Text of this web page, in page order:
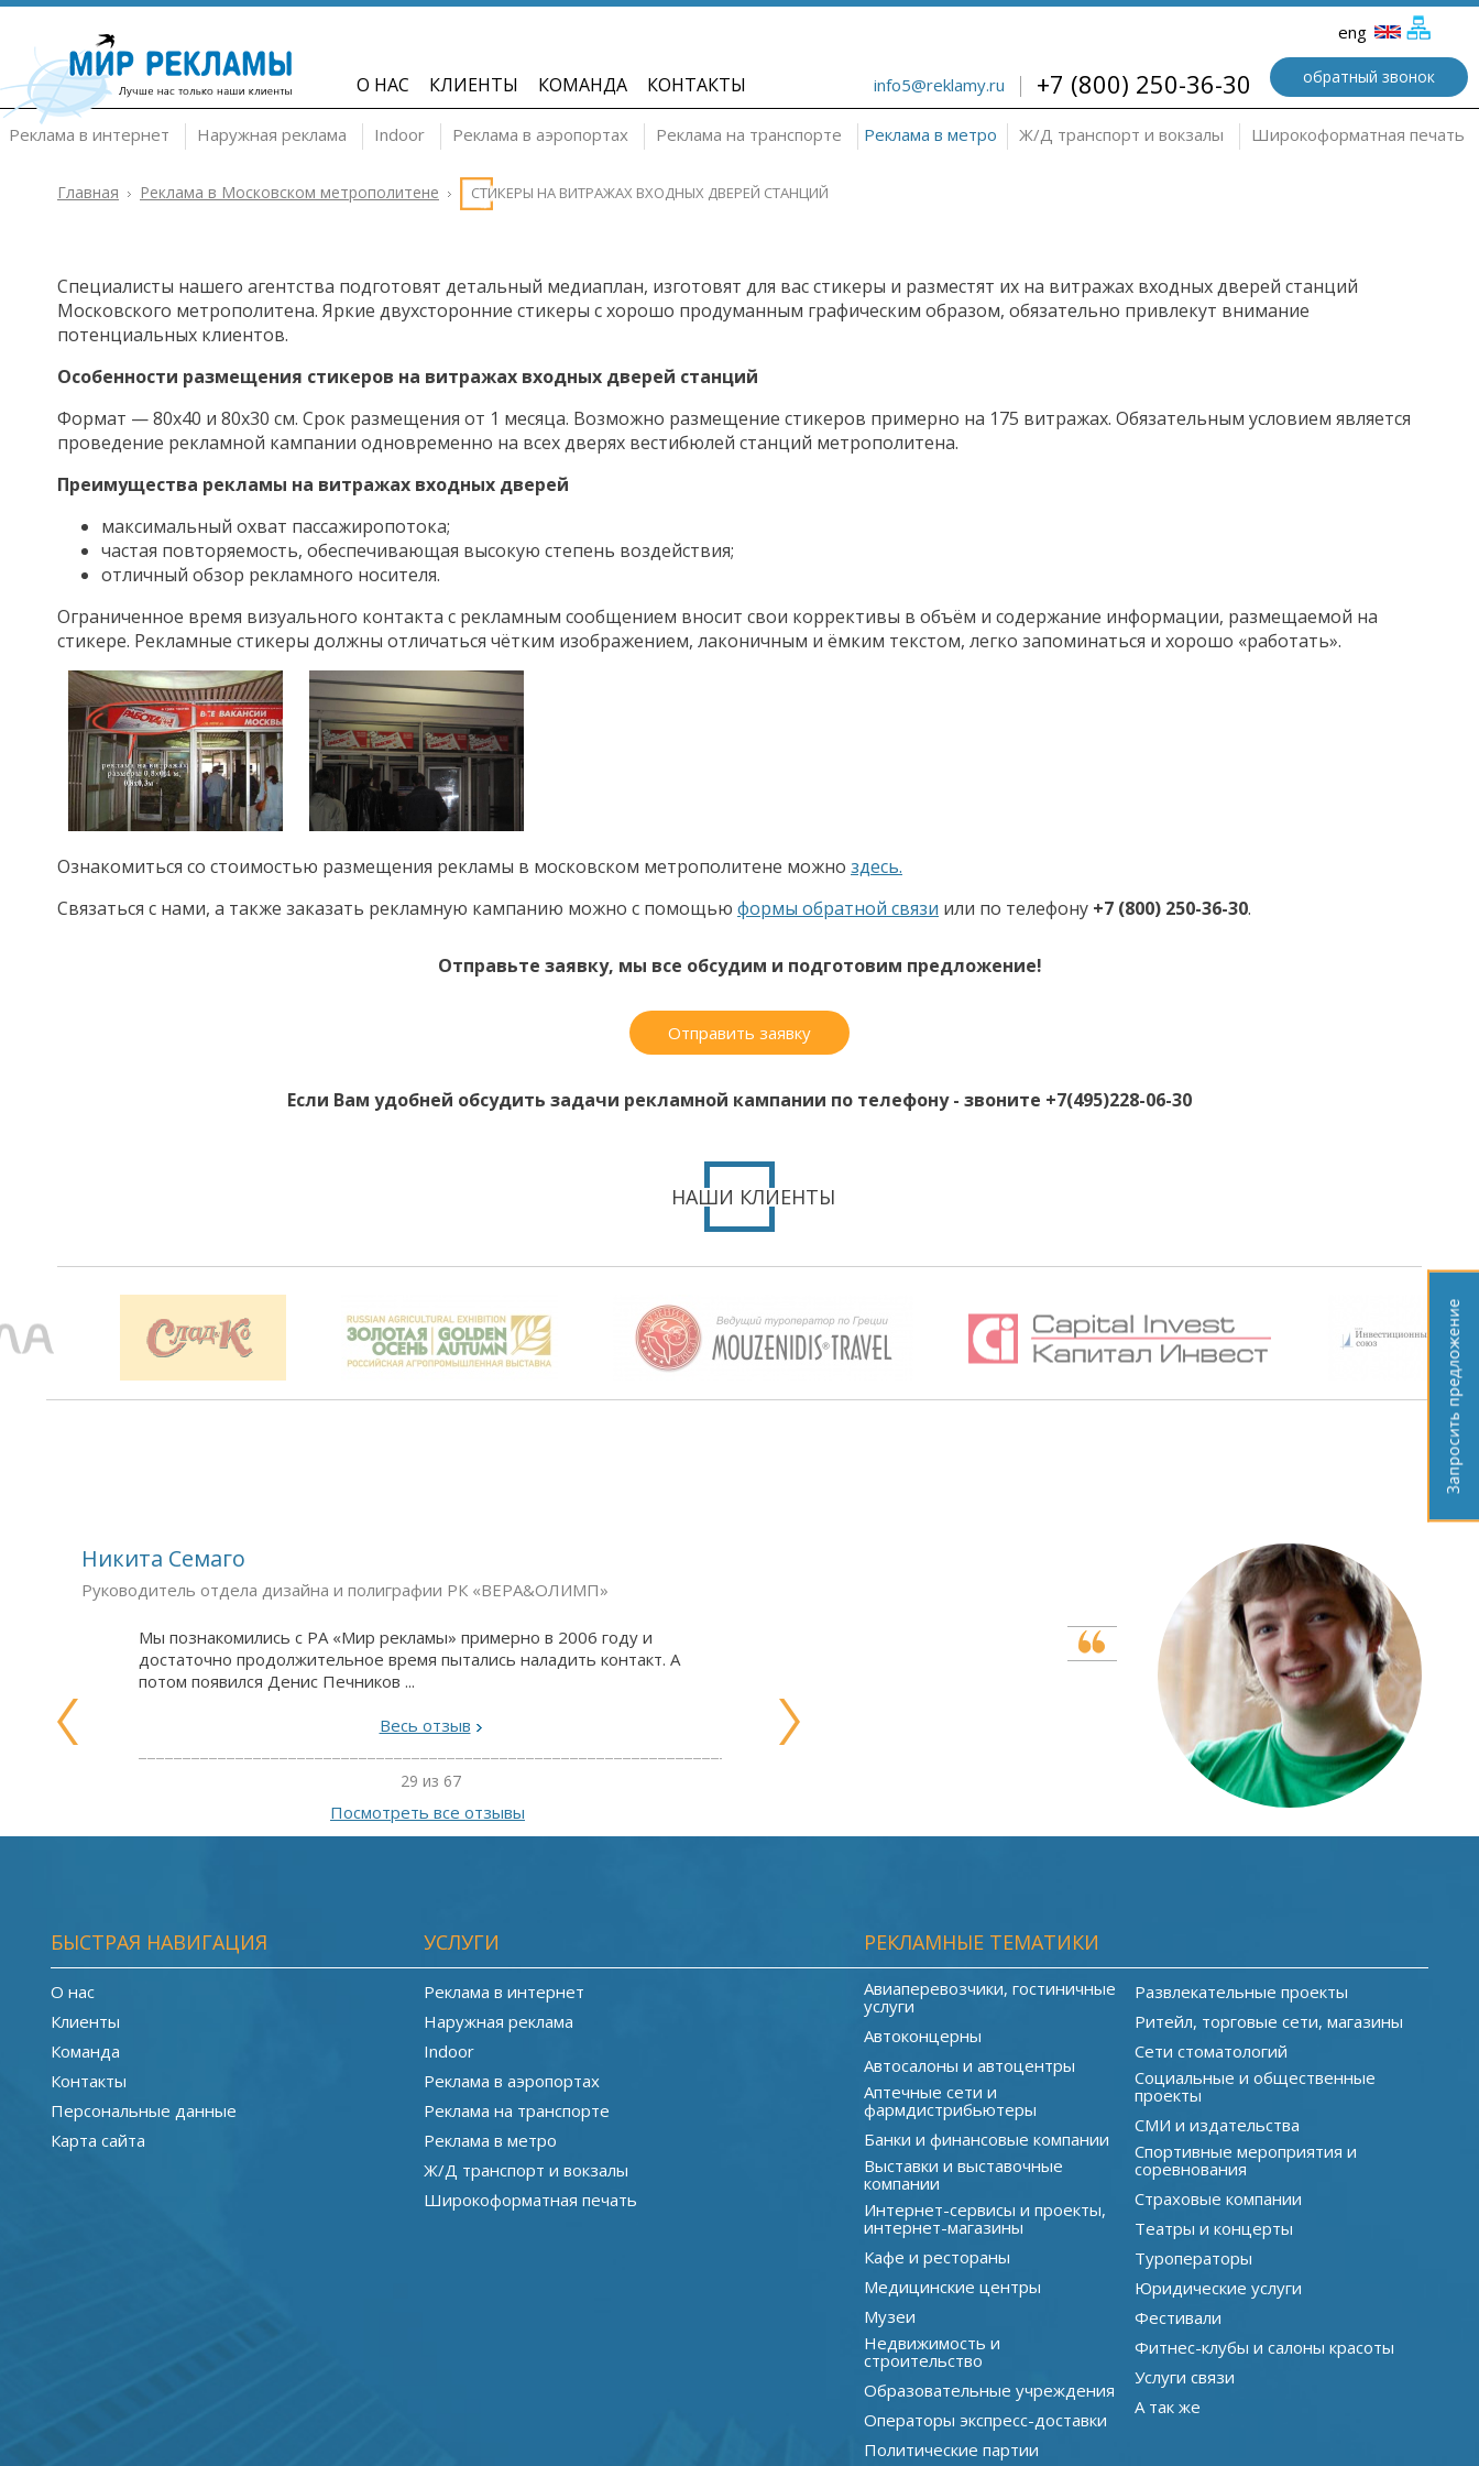
О НАС КЛИЕНТЫ КОМАНДА КОНТАКТЫ
eng
обратный звонок
+7 (800) 250-36-30
info5@reklamy.ru
Реклама в интернет Наружная реклама Indoor Реклама в аэропортах Реклама на транспорте Реклама в метро Ж/Д транспорт и вокзалы Широкоформатная печать
Главная Реклама в Московском метрополитене СТИКЕРЫ НА ВИТРАЖАХ ВХОДНЫХ ДВЕРЕЙ СТАНЦИЙ
Специалисты нашего агентства подготовят детальный медиаплан, изготовят для вас стикеры и разместят их на витражах входных дверей станций
Московского метрополитена. Яркие двухсторонние стикеры с хорошо продуманным графическим образом, обязательно привлекут внимание
потенциальных клиентов.
Особенности размещения стикеров на витражах входных дверей станций
Формат — 80х40 и 80х30 см. Срок размещения от 1 месяца. Возможно размещение стикеров примерно на 175 витражах. Обязательным условием является
проведение рекламной кампании одновременно на всех дверях вестибюлей станций метрополитена.
Преимущества рекламы на витражах входных дверей
максимальный охват пассажиропотока;
частая повторяемость, обеспечивающая высокую степень воздействия;
отличный обзор рекламного носителя.
Ограниченное время визуального контакта с рекламным сообщением вносит свои коррективы в объём и содержание информации, размещаемой на
стикере. Рекламные стикеры должны отличаться чётким изображением, лаконичным и ёмким текстом, легко запоминаться и хорошо «работать».
Ознакомиться со стоимостью размещения рекламы в московском метрополитене можно здесь.
Связаться с нами, а также заказать рекламную кампанию можно с помощью формы обратной связи или по телефону +7 (800) 250-36-30.
Отправьте заявку, мы все обсудим и подготовим предложение!
Отправить заявку
Если Вам удобней обсудить задачи рекламной кампании по телефону - звоните +7(495)228-06-30
НАШИ КЛИЕНТЫ
Никита Семаго
Руководитель отдела дизайна и полиграфии РК «ВЕРА&ОЛИМП»
Мы познакомились с РА «Мир рекламы» примерно в 2006 году и
достаточно продолжительное время пытались наладить контакт. А
потом появился Денис Печников ...
Весь отзыв
29 из 67
Посмотреть все отзывы
БЫСТРАЯ НАВИГАЦИЯ УСЛУГИ РЕКЛАМНЫЕ ТЕМАТИКИ
О нас
Клиенты
Команда
Контакты
Персональные данные
Карта сайта
Реклама в интернет
Наружная реклама
Indoor
Реклама в аэропортах
Реклама на транспорте
Реклама в метро
Ж/Д транспорт и вокзалы
Широкоформатная печать
Авиаперевозчики, гостиничные
услуги
Автоконцерны
Автосалоны и автоцентры
Аптечные сети и
фармдистрибьютеры
Банки и финансовые компании
Выставки и выставочные
компании
Интернет-сервисы и проекты,
интернет-магазины
Кафе и рестораны
Медицинские центры
Музеи
Недвижимость и
строительство
Образовательные учреждения
Операторы экспресс-доставки
Политические партии
Развлекательные проекты
Ритейл, торговые сети, магазины
Сети стоматологий
Социальные и общественные
проекты
СМИ и издательства
Спортивные мероприятия и
соревнования
Страховые компании
Театры и концерты
Туроператоры
Юридические услуги
Фестивали
Фитнес-клубы и салоны красоты
Услуги связи
А так же